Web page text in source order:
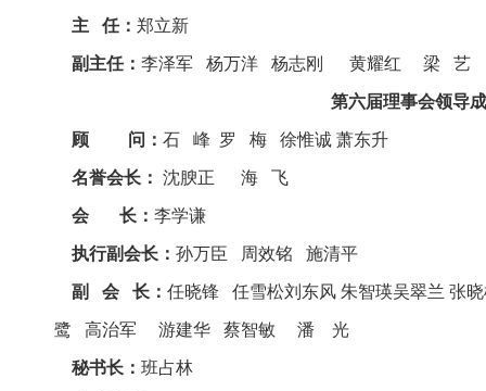
主 任：郑立新
副主任：李泽军 杨万洋 杨志刚 黄耀红 梁
第六届理事会领导
顾 问：石 峰 罗 梅 徐惟诚 萧东升
名誉会长： 沈腴正 海 飞
会 长：李学谦
执行副会长：孙万臣 周效铭 施清平
副 会 长：任晓锋 任雪松刘东风 朱智瑛吴翠兰 张
鹭 高治军 游建华 蔡智敏 潘 光
秘书长：班占林